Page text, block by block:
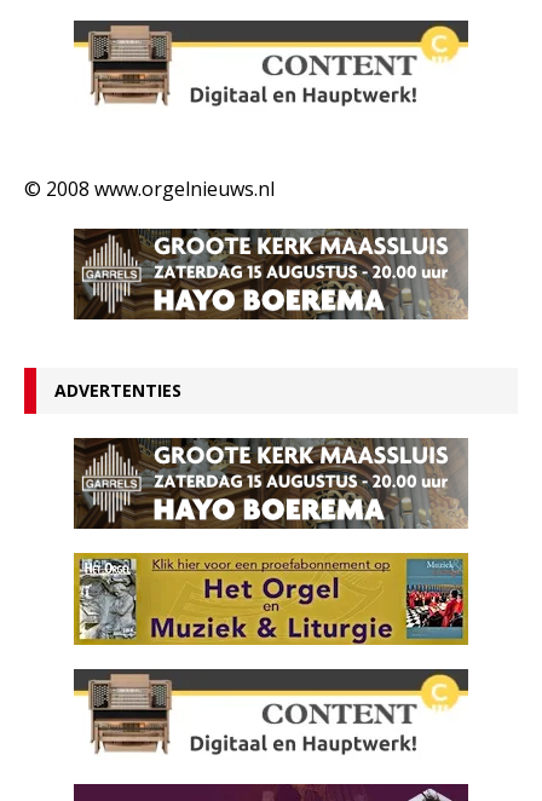
© 2008 www.orgelnieuws.nl
ADVERTENTIES